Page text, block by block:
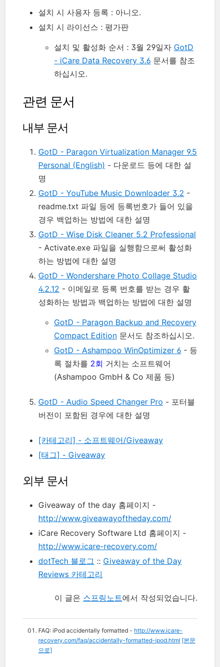
설치 시 사용자 등록 : 아니오.
설치 시 라이선스 : 평가판
설치 및 활성화 순서 : 3월 29일자 GotD
- iCare Data Recovery 3.6 문서를 참조
하십시오.
관련 문서
내부 문서
GotD - Paragon Virtualization Manager 9.5
Personal (English) - 다운로드 등에 대한 설
명
GotD - YouTube Music Downloader 3.2 -
readme.txt 파일 등에 등록번호가 들어 있을
경우 백업하는 방법에 대한 설명
GotD - Wise Disk Cleaner 5.2 Professional
- Activate.exe 파일을 실행함으로써 활성화
하는 방법에 대한 설명
GotD - Wondershare Photo Collage Studio
4.2.12 - 이메일로 등록 번호를 받는 경우 활
성화하는 방법과 백업하는 방법에 대한 설명
GotD - Paragon Backup and Recovery
Compact Edition 문서도 참조하십시오.
GotD - Ashampoo WinOptimizer 6 - 등
록 절차를 2회 거치는 소프트웨어
(Ashampoo GmbH & Co 제품 등)
GotD - Audio Speed Changer Pro - 포터블
버전이 포함된 경우에 대한 설명
[카테고리] - 소프트웨어/Giveaway
[태그] - Giveaway
외부 문서
Giveaway of the day 홈페이지 -
http://www.giveawayoftheday.com/
iCare Recovery Software Ltd 홈페이지 -
http://www.icare-recovery.com/
dotTech 블로그 :: Giveaway of the Day
Reviews 카테고리
이 글은 스프링노트에서 작성되었습니다.
FAQ: iPod accidentally formatted - http://www.icare-
recovery.com/faq/accidentally-formatted-ipod.html [본문
으로]